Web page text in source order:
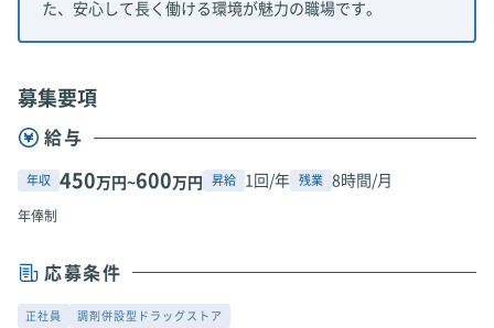
た、安心して長く働ける環境が魅力の職場です。
募集要項
給与
年収 450万円~600万円 昇給 1回/年 残業 8時間/月
年俸制
応募条件
正社員 調剤併設型ドラッグストア